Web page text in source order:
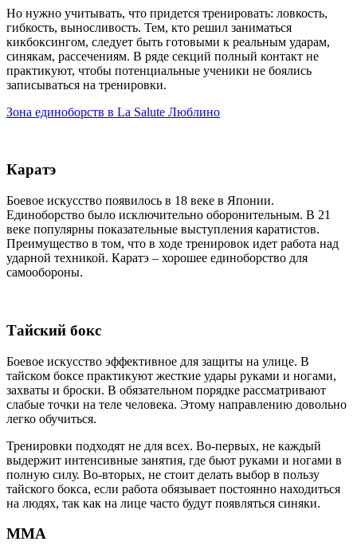
Но нужно учитывать, что придется тренировать: ловкость,
гибкость, выносливость. Тем, кто решил заниматься
кикбоксингом, следует быть готовыми к реальным ударам,
синякам, рассечениям. В ряде секций полный контакт не
практикуют, чтобы потенциальные ученики не боялись
записываться на тренировки.
Зона единоборств в La Salute Люблино
Каратэ
Боевое искусство появилось в 18 веке в Японии.
Единоборство было исключительно оборонительным. В 21
веке популярны показательные выступления каратистов.
Преимущество в том, что в ходе тренировок идет работа над
ударной техникой. Каратэ – хорошее единоборство для
самообороны.
Тайский бокс
Боевое искусство эффективное для защиты на улице. В
тайском боксе практикуют жесткие удары руками и ногами,
захваты и броски. В обязательном порядке рассматривают
слабые точки на теле человека. Этому направлению довольно
легко обучиться.
Тренировки подходят не для всех. Во-первых, не каждый
выдержит интенсивные занятия, где бьют руками и ногами в
полную силу. Во-вторых, не стоит делать выбор в пользу
тайского бокса, если работа обязывает постоянно находиться
на людях, так как на лице часто будут появляться синяки.
ММА